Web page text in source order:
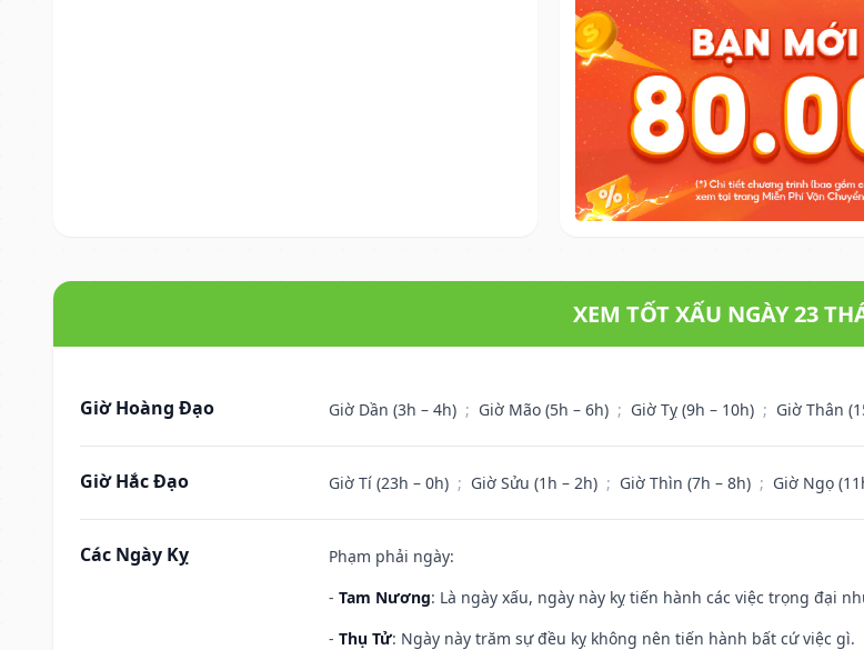
XEM TỐT XẤU NGÀY 23
Giờ Hoàng Đạo Giờ Dần (3h – 4h) ; Giờ Mão (5h – 6h) ; Giờ Tỵ (9h – 10h) ; Giờ Thân
Giờ Hắc Đạo Giờ Tí (23h – 0h) ; Giờ Sửu (1h – 2h) ; Giờ Thìn (7h – 8h) ; Giờ Ngọ
Các Ngày Kỵ
Phạm phải ngày:
- Tam Nương: Là ngày xấu, ngày này kỵ tiến hành các việc trọng đại
- Thụ Tử: Ngày này trăm sự đều kỵ không nên tiến hành bất cứ việc gì.